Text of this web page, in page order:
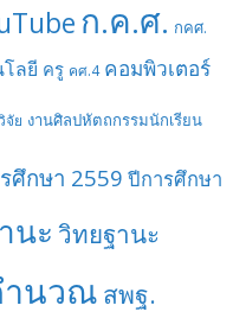
ก.ค.ศ. กคศ.
ลยี ครู คศ.4 คอมพิวเตอร์
จัย งานศิลปหัตถกรรมนักเรียน
ศึกษา 2559 ปีการศึกษา
นะ วิทยฐานะ
ำนวณ สพฐ.